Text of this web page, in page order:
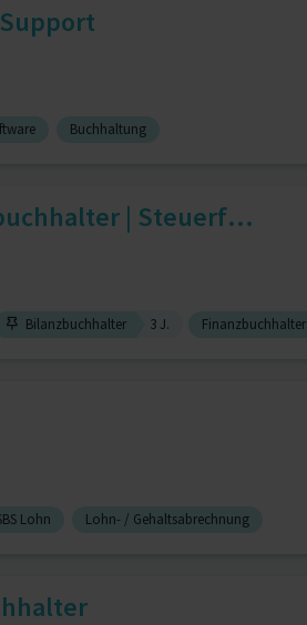
Buchhaltung
| Steuerf...
Bilanzbuchhalter 3 J. Finanzbuchhalter
Lohn Lohn- / Gehaltsabrechnung